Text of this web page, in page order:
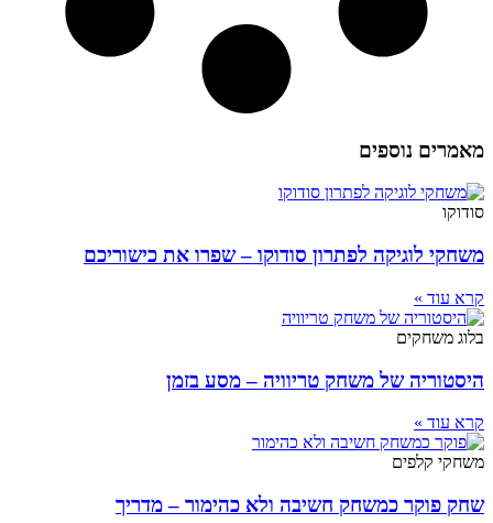
מאמרים נוספים
סודוקו
משחקי לוגיקה לפתרון סודוקו – שפרו את כישוריכם
קרא עוד »
בלוג משחקים
היסטוריה של משחק טריוויה – מסע בזמן
קרא עוד »
משחקי קלפים
שחק פוקר כמשחק חשיבה ולא כהימור – מדריך